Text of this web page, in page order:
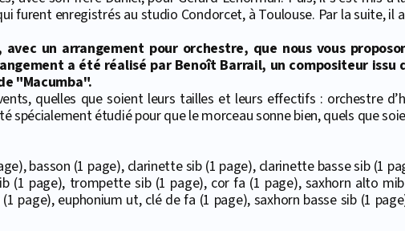
furent enregistrés au studio Condorcet, à Toulouse. Par la suite, il
un arrangement pour orchestre, que nous vous
a été réalisé par Benoît Barrail, un compositeur
"Macumba".
quelles que soient leurs tailles et leurs effectifs : orchestre
spécialement étudié pour que le morceau sonne bien, quels que
basson (1 page), clarinette sib (1 page), clarinette basse sib (1
(1 page), trompette sib (1 page), cor fa (1 page), saxhorn alto
page), euphonium ut, clé de fa (1 page), saxhorn basse sib (1